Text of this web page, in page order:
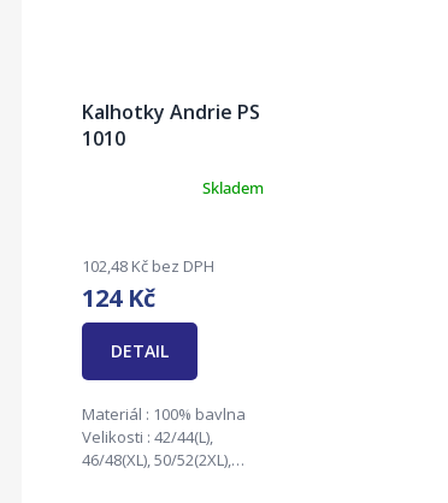
Kalhotky Andrie PS
1010
Skladem
102,48 Kč bez DPH
124 Kč
DETAIL
Materiál : 100% bavlna
Velikosti : 42/44(L),
46/48(XL), 50/52(2XL),